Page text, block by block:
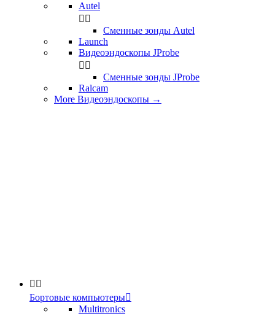
Autel
 
Сменные зонды Autel
Launch
Видеоэндоскопы JProbe
 
Сменные зонды JProbe
Ralcam
More Видеоэндоскопы →
 
Бортовые компьютеры
Multitronics